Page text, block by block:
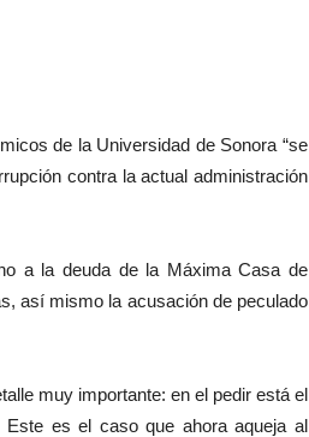
de la Universidad de Sonora “se
contra la actual administración
a la deuda de la Máxima Casa de
así mismo la acusación de peculado
muy importante: en el pedir está el
es el caso que ahora aqueja al